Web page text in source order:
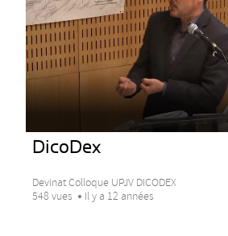
DicoDex
Devinat Colloque UPJV DICODEX
548 vues
Il y a 12 années